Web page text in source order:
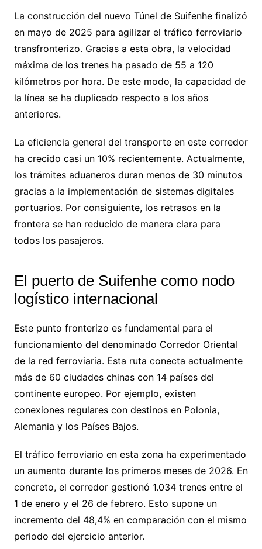
La construcción del nuevo Túnel de Suifenhe finalizó
en mayo de 2025 para agilizar el tráfico ferroviario
transfronterizo. Gracias a esta obra, la velocidad
máxima de los trenes ha pasado de 55 a 120
kilómetros por hora. De este modo, la capacidad de
la línea se ha duplicado respecto a los años
anteriores.
La eficiencia general del transporte en este corredor
ha crecido casi un 10% recientemente. Actualmente,
los trámites aduaneros duran menos de 30 minutos
gracias a la implementación de sistemas digitales
portuarios. Por consiguiente, los retrasos en la
frontera se han reducido de manera clara para
todos los pasajeros.
El puerto de Suifenhe como nodo
logístico internacional
Este punto fronterizo es fundamental para el
funcionamiento del denominado Corredor Oriental
de la red ferroviaria. Esta ruta conecta actualmente
más de 60 ciudades chinas con 14 países del
continente europeo. Por ejemplo, existen
conexiones regulares con destinos en Polonia,
Alemania y los Países Bajos.
El tráfico ferroviario en esta zona ha experimentado
un aumento durante los primeros meses de 2026. En
concreto, el corredor gestionó 1.034 trenes entre el
1 de enero y el 26 de febrero. Esto supone un
incremento del 48,4% en comparación con el mismo
periodo del ejercicio anterior.